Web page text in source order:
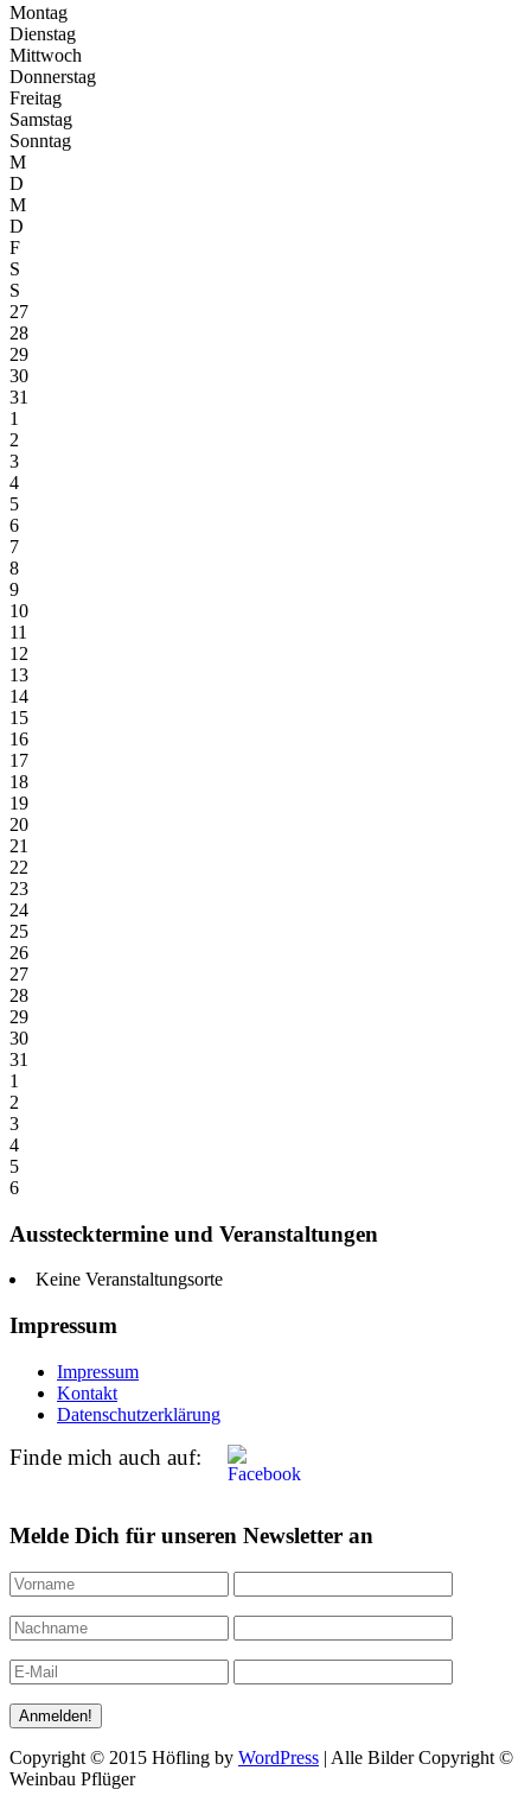
Montag
Dienstag
Mittwoch
Donnerstag
Freitag
Samstag
Sonntag
M
D
M
D
F
S
S
27
28
29
30
31
1
2
3
4
5
6
7
8
9
10
11
12
13
14
15
16
17
18
19
20
21
22
23
24
25
26
27
28
29
30
31
1
2
3
4
5
6
Ausstecktermine und Veranstaltungen
Keine Veranstaltungsorte
Impressum
Impressum
Kontakt
Datenschutzerklärung
Finde mich auch auf:
Melde Dich für unseren Newsletter an
Copyright © 2015 Höfling by WordPress | Alle Bilder Copyright ©
Weinbau Pflüger